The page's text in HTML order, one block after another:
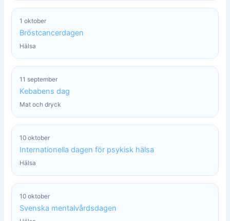
1 oktober
Bröstcancerdagen
Hälsa
11 september
Kebabens dag
Mat och dryck
10 oktober
Internationella dagen för psykisk hälsa
Hälsa
10 oktober
Svenska mentalvårdsdagen